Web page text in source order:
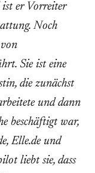
er Vorreiter
Noch
Sie ist eine
die zunächst
und dann
beschäftigt war,
Elle.de und
liebt sie, dass